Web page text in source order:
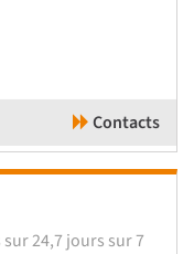
Contacts
24,7 jours sur 7